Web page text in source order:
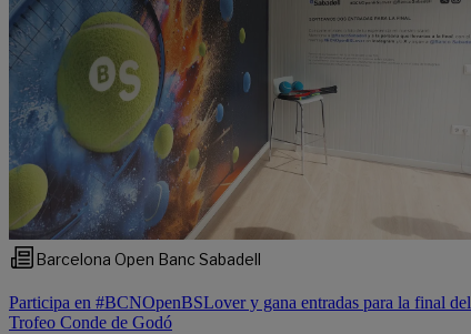
Barcelona Open Banc Sabadell
Participa en #BCNOpenBSLover y gana entradas para la final del
Trofeo Conde de Godó